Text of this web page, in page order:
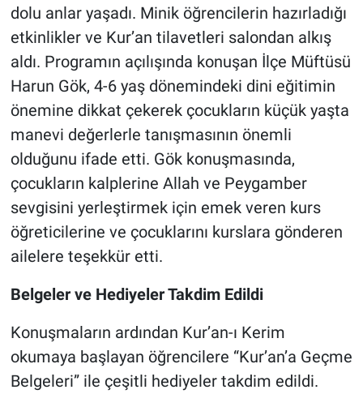
dolu anlar yaşadı. Minik öğrencilerin hazırladığı
etkinlikler ve Kur’an tilavetleri salondan alkış
aldı. Programın açılışında konuşan İlçe Müftüsü
Harun Gök, 4-6 yaş dönemindeki dini eğitimin
önemine dikkat çekerek çocukların küçük yaşta
manevi değerlerle tanışmasının önemli
olduğunu ifade etti. Gök konuşmasında,
çocukların kalplerine Allah ve Peygamber
sevgisini yerleştirmek için emek veren kurs
öğreticilerine ve çocuklarını kurslara gönderen
ailelere teşekkür etti.
Belgeler ve Hediyeler Takdim Edildi
Konuşmaların ardından Kur’an-ı Kerim
okumaya başlayan öğrencilere “Kur’an’a Geçme
Belgeleri” ile çeşitli hediyeler takdim edildi.